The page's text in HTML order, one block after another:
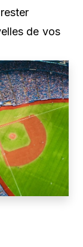
de vos